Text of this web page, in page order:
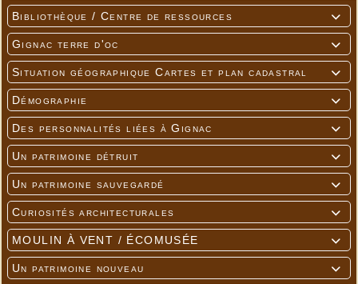

Bibliothèque / Centre de ressources

Gignac terre d'oc

Situation géographique Cartes et plan cadastral

Démographie

Des personnalités liées à Gignac

Un patrimoine détruit

Un patrimoine sauvegardé

Curiosités architecturales

MOULIN À VENT / ÉCOMUSÉE

Un patrimoine nouveau